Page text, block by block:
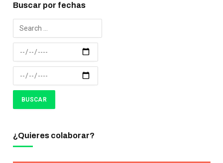
Buscar por fechas
¿Quieres colaborar?